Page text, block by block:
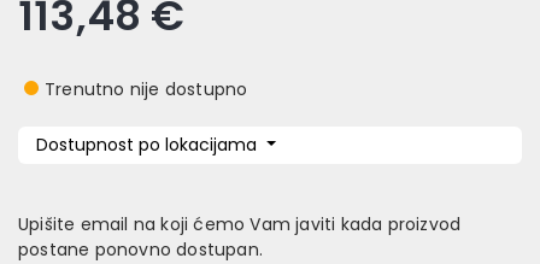
113,48 €
Trenutno nije dostupno
Dostupnost po lokacijama
Upišite email na koji ćemo Vam javiti kada proizvod
postane ponovno dostupan.